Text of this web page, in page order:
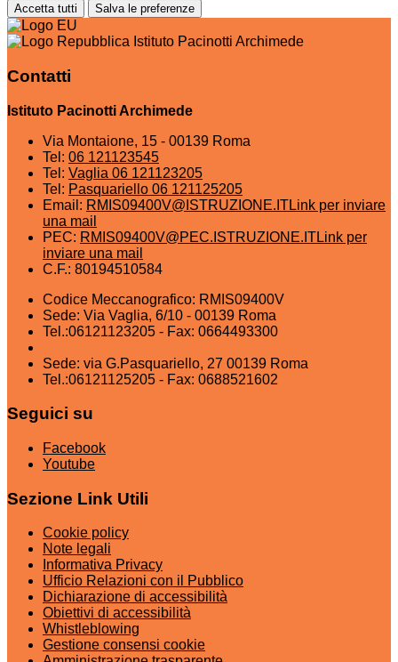
Accetta tutti Salva le preferenze
Istituto Pacinotti Archimede
Contatti
Istituto Pacinotti Archimede
Via Montaione, 15 - 00139 Roma
Tel: 06 121123545
Tel: Vaglia 06 121123205
Tel: Pasquariello 06 121125205
Email: RMIS09400V@ISTRUZIONE.ITLink per inviare
una mail
PEC: RMIS09400V@PEC.ISTRUZIONE.ITLink per
inviare una mail
C.F.: 80194510584
Codice Meccanografico: RMIS09400V
Sede: Via Vaglia, 6/10 - 00139 Roma
Tel.:06121123205 - Fax: 0664493300
Sede: via G.Pasquariello, 27 00139 Roma
Tel.:06121125205 - Fax: 0688521602
Seguici su
Facebook
Youtube
Sezione Link Utili
Cookie policy
Note legali
Informativa Privacy
Ufficio Relazioni con il Pubblico
Dichiarazione di accessibilità
Obiettivi di accessibilità
Whistleblowing
Gestione consensi cookie